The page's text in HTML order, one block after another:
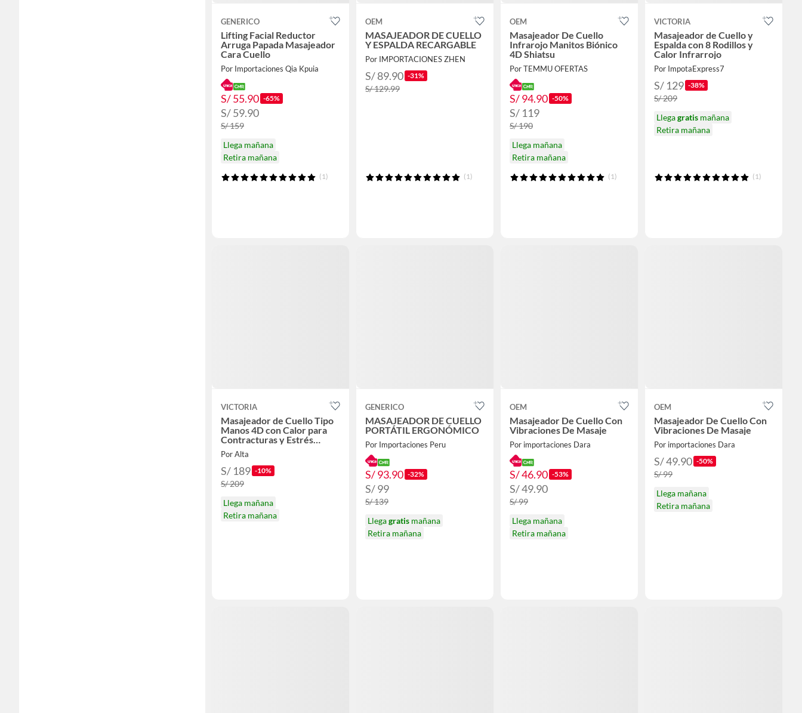
GENERICO
Lifting Facial Reductor
Arruga Papada Masajeador
Cara Cuello
Por Importaciones Qia Kpuia
S/ 55.90 -65%
S/ 59.90
S/ 159
Llega mañana
Retira mañana
(1)
OEM
MASAJEADOR DE CUELLO
Y ESPALDA RECARGABLE
Por IMPORTACIONES ZHEN
S/ 89.90 -31%
S/ 129.99
(1)
OEM
Masajeador De Cuello
Infrarojo Manitos Biónico
4D Shiatsu
Por TEMMU OFERTAS
S/ 94.90 -50%
S/ 119
S/ 190
Llega mañana
Retira mañana
(1)
VICTORIA
Masajeador de Cuello y
Espalda con 8 Rodillos y
Calor Infrarrojo
Por ImpotaExpress7
S/ 129 -38%
S/ 209
Llegagratis mañana
Retira mañana
(1)
VICTORIA
Masajeador de Cuello Tipo
Manos 4D con Calor para
Contracturas y Estrés
Diario
Por Alta
S/ 189 -10%
S/ 209
Llega mañana
Retira mañana
GENERICO
MASAJEADOR DE CUELLO
PORTÁTIL ERGONÓMICO
Por Importaciones Peru
S/ 93.90 -32%
S/ 99
S/ 139
Llegagratis mañana
Retira mañana
OEM
Masajeador De Cuello Con
Vibraciones De Masaje
Por importaciones Dara
S/ 46.90 -53%
S/ 49.90
S/ 99
Llega mañana
Retira mañana
OEM
Masajeador De Cuello Con
Vibraciones De Masaje
Por importaciones Dara
S/ 49.90 -50%
S/ 99
Llega mañana
Retira mañana